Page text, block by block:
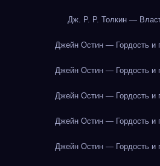
Дж. Р. Р. Толкин —
Джейн Остин — Гордость и
Джейн Остин — Гордость и
Джейн Остин — Гордость и
Джейн Остин — Гордость и
Джейн Остин — Гордость и